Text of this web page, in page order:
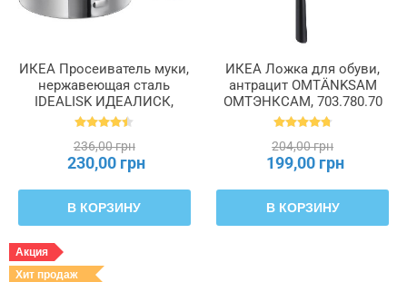
ИКЕА Просеиватель муки,
нержавеющая сталь
IDEALISK ИДЕАЛИСК,
400.143.40
236,00 грн
230,00 грн
В КОРЗИНУ
ИКЕА Ложка для обуви,
антрацит OMTÄNKSAM
ОМТЭНКСАМ, 703.780.70
204,00 грн
199,00 грн
В КОРЗИНУ
Акция
Хит продаж